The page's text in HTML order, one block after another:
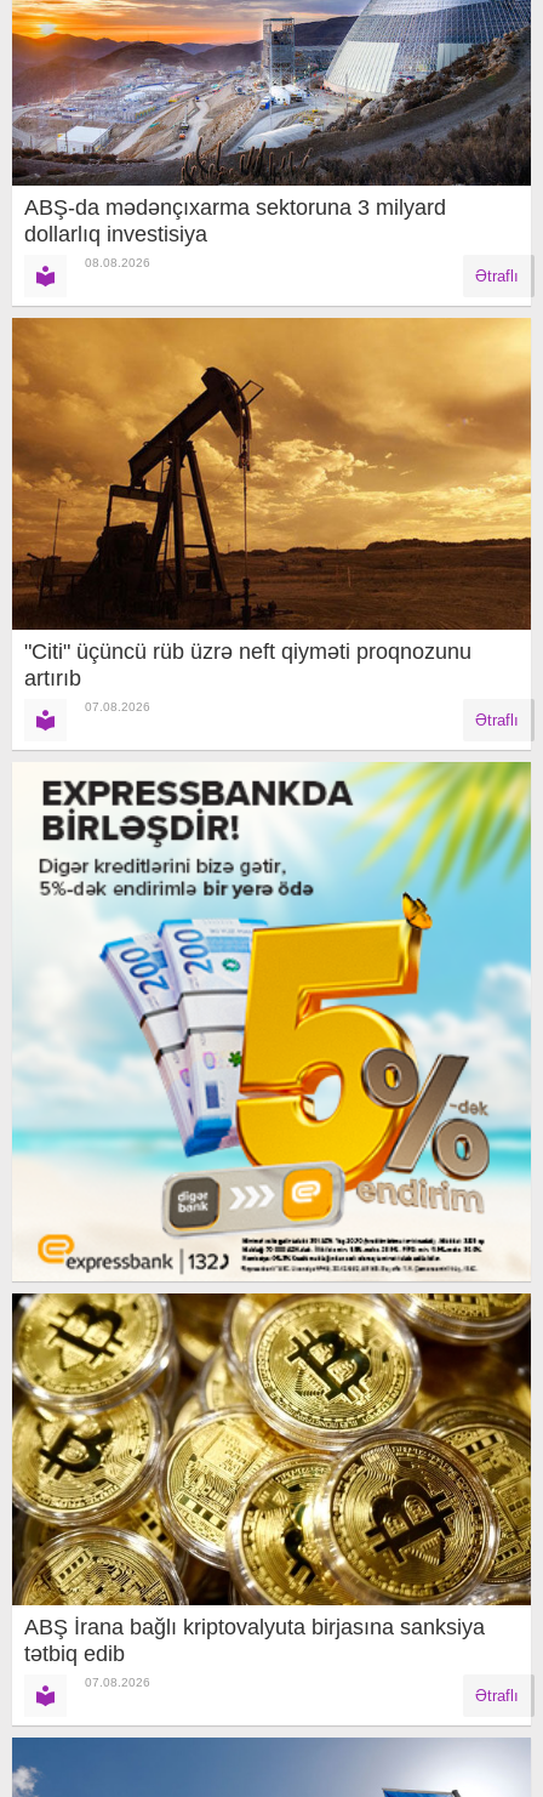
ABŞ-da mədənçıxarma sektoruna 3 milyard
dollarlıq investisiya
08.08.2026
Ətraflı
"Citi" üçüncü rüb üzrə neft qiyməti proqnozunu
artırıb
07.08.2026
Ətraflı
ABŞ İrana bağlı kriptovalyuta birjasına sanksiya
tətbiq edib
07.08.2026
Ətraflı